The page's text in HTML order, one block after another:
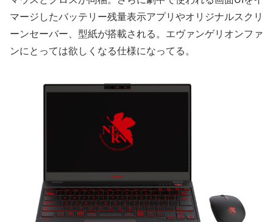
マージしたバッテリー残量表示アプリやオリジナルスクリ
ーンセーバー、型紙が搭載される。エヴァンゲリオンファ
ンにとっては欲しくなる仕様になってる。